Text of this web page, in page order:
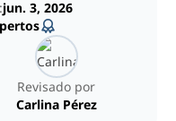
Revisado por
Carlina Pérez
jun. 3, 2026